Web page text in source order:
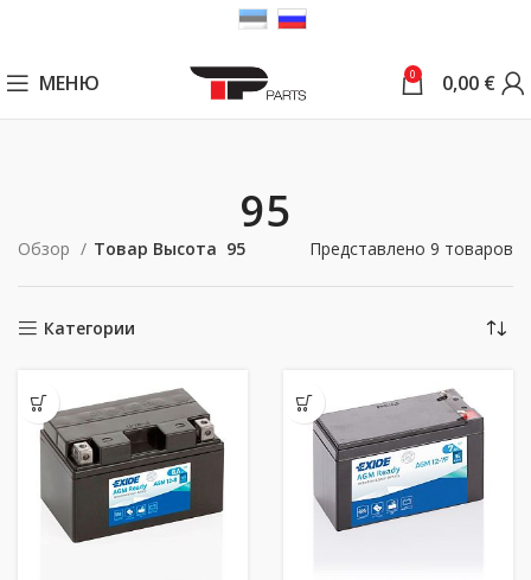
МЕНЮ 0 0,00 €
95
Обзор Товар Высота 95 Представлено 9 товаров
Категории